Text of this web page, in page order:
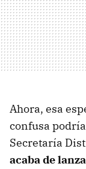
Ahora, esa
confusa
Secretaría
acaba de